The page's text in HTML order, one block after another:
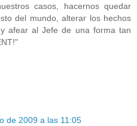
casos, hacernos quedar
del mundo, alterar los hechos
afear al Jefe de una forma tan
de 2009 a las 11:05